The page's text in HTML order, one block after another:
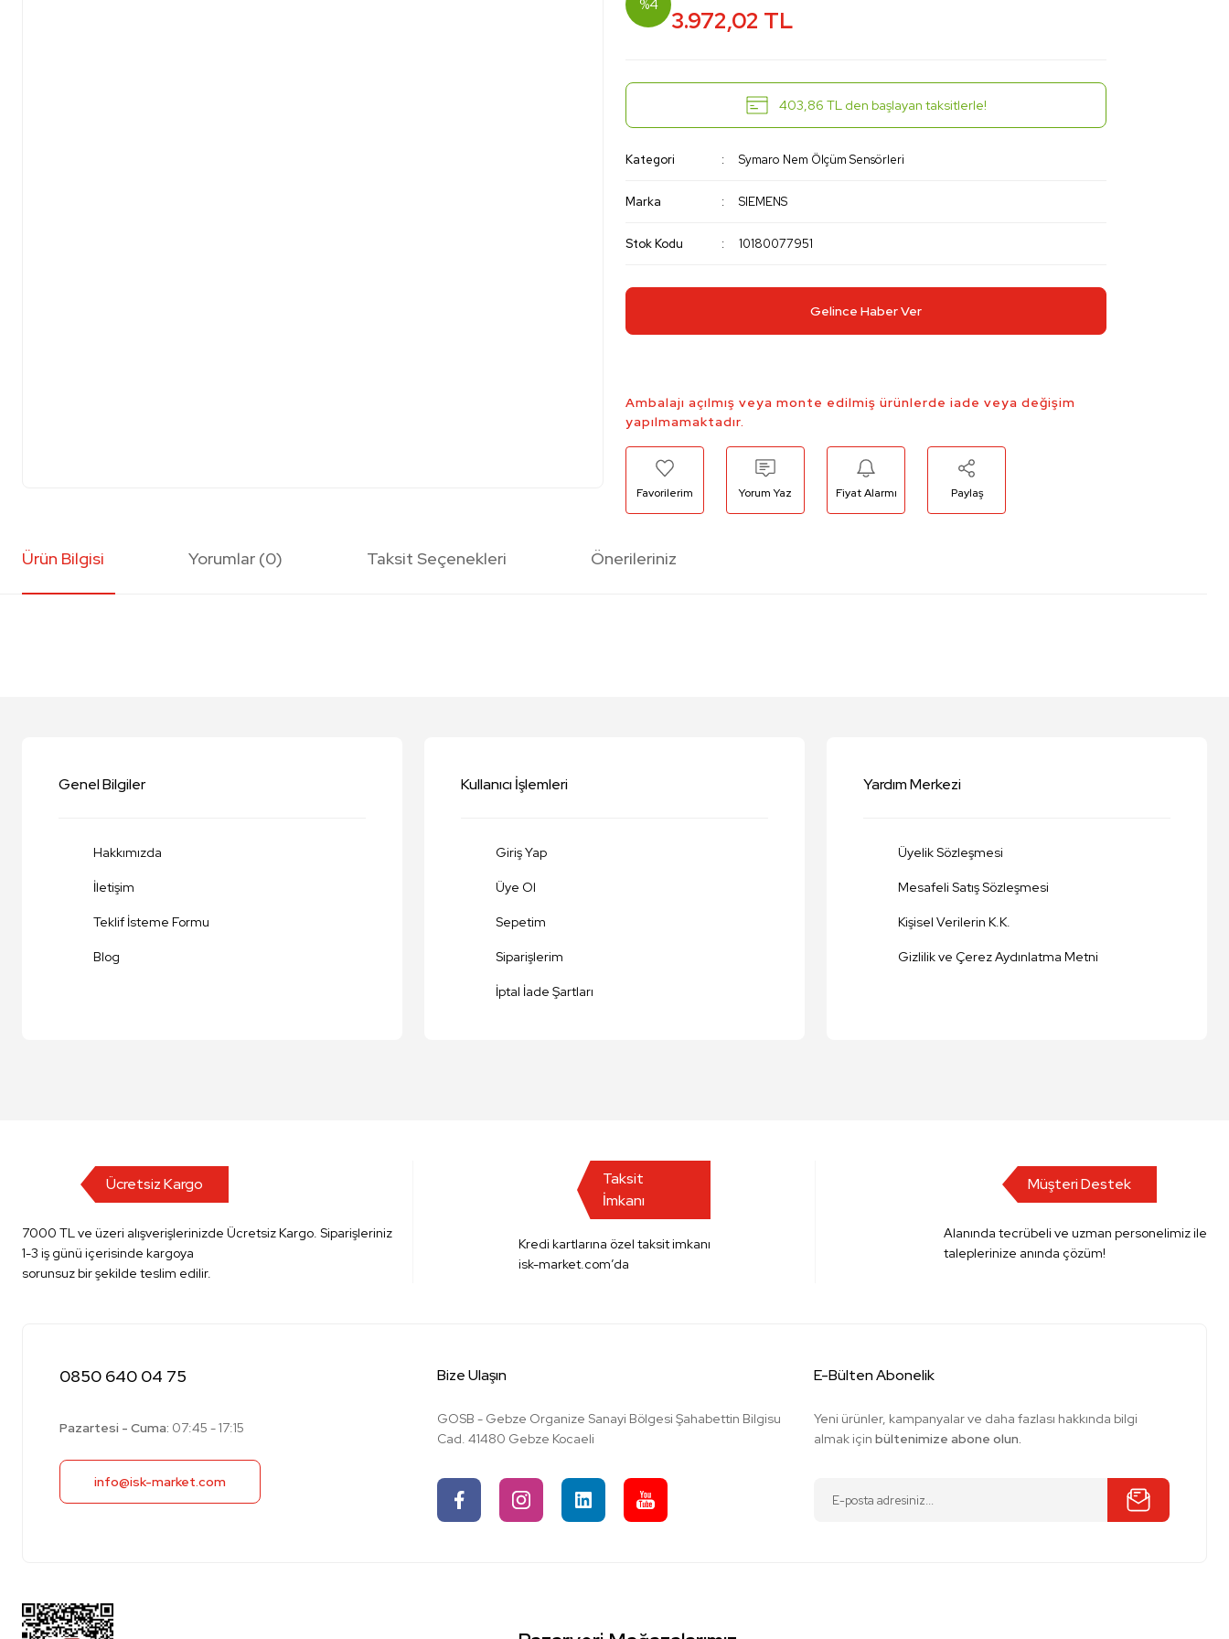
%4
3.972,02 TL
403,86 TL den başlayan taksitlerle!
Kategori Symaro Nem Ölçüm Sensörleri
Marka SIEMENS
Stok Kodu 10180077951
Gelince Haber Ver
Ambalajı açılmış veya monte edilmiş ürünlerde iade veya değişim
yapılmamaktadır.
Yorum Yaz Fiyat Alarmı Paylaş
Ürün Bilgisi Yorumlar (0) Taksit Seçenekleri Önerileriniz
Bu ürüne benzer farklı alternatifler olmalı.
Genel Bilgiler
Hakkımızda
İletişim
Teklif İsteme Formu
Blog
Kullanıcı İşlemleri
Giriş Yap
Üye Ol
Sepetim
Siparişlerim
İptal İade Şartları
Yardım Merkezi
Üyelik Sözleşmesi
Mesafeli Satış Sözleşmesi
Kişisel Verilerin K.K.
Gizlilik ve Çerez Aydınlatma Metni
Ücretsiz Kargo
7000 TL ve üzeri alışverişlerinizde Ücretsiz Kargo. Siparişleriniz
1-3 iş günü içerisinde kargoya
sorunsuz bir şekilde teslim edilir.
Taksit
İmkanı
Kredi kartlarına özel taksit imkanı
isk-market.com’da
Müşteri Destek
Alanında tecrübeli ve uzman personelimiz ile
taleplerinize anında çözüm!
0850 640 04 75
Pazartesi - Cuma: 07:45 - 17:15
info@isk-market.com
Bize Ulaşın
GOSB - Gebze Organize Sanayi Bölgesi Şahabettin Bilgisu
Cad. 41480 Gebze Kocaeli
E-Bülten Abonelik
Yeni ürünler, kampanyalar ve daha fazlası hakkında bilgi
almak içinbültenimize abone olun.